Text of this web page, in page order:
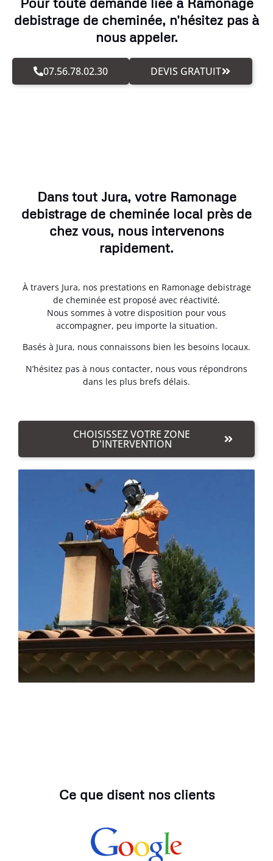
debistrage de cheminée, n'hésitez pas à
nous appeler.
07.56.78.02.30 DEVIS GRATUIT
Dans tout Jura, votre Ramonage
debistrage de cheminée local près de
chez vous, nous intervenons
rapidement.
À travers Jura, nos prestations en Ramonage debistrage
de cheminée est proposé avec réactivité.
Nous sommes à votre disposition pour vous
accompagner, peu importe la situation.
Basés à Jura, nous connaissons bien les besoins locaux.
N’hésitez pas à nous contacter, nous vous répondrons
dans les plus brefs délais.
CHOISISSEZ VOTRE ZONE
D'INTERVENTION
Ce que disent nos clients